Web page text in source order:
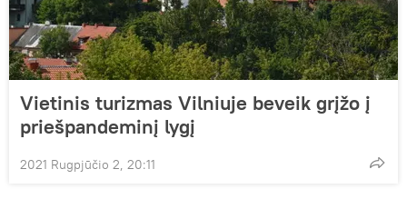
Vietinis turizmas Vilniuje beveik grįžo į
priešpandeminį lygį
2021 Rugpjūčio 2, 20:11